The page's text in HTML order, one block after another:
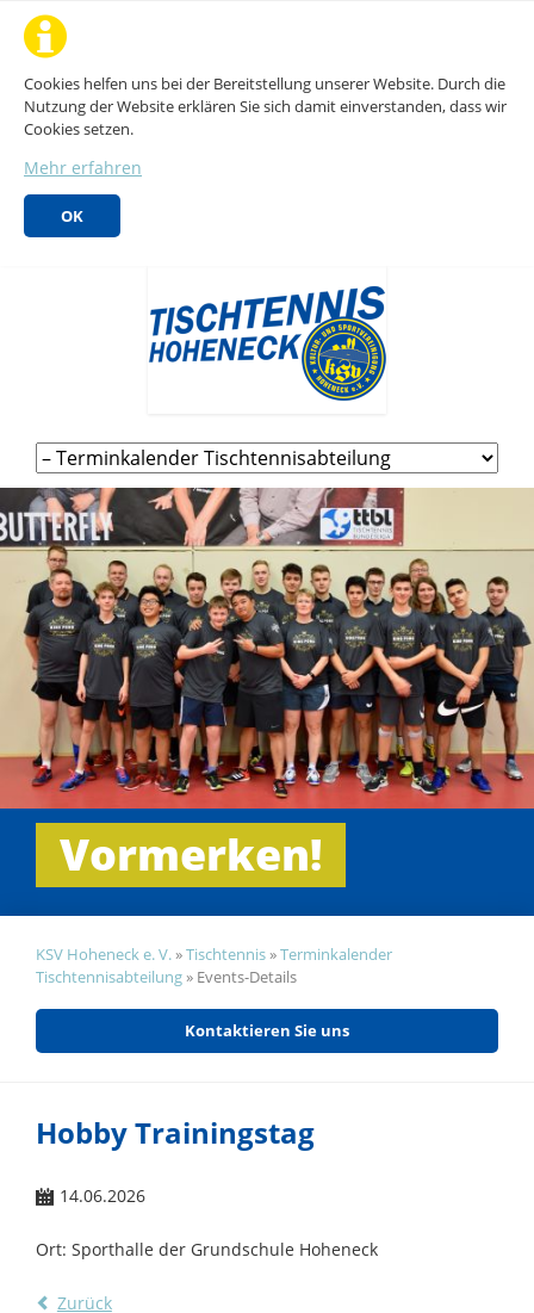
Cookies helfen uns bei der Bereitstellung unserer Website. Durch die
Nutzung der Website erklären Sie sich damit einverstanden, dass wir
Cookies setzen.
Mehr erfahren
OK
Navigation
überspringen
Vormerken!
KSV Hoheneck e. V.»Tischtennis»Terminkalender
Tischtennisabteilung» Events-Details
Kontaktieren Sie uns
Hobby Trainingstag
14.06.2026
Ort: Sporthalle der Grundschule Hoheneck
Zurück